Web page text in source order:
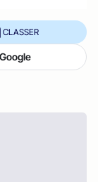
CLASSER